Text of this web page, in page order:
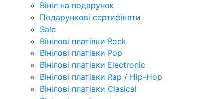
Вініл на подарунок
Подарункові сертифікати
Sale
Вінілові платівки Rock
Вінілові платівки Pop
Вінілові платівки Electronic
Вінілові платівки Rap / Hip-Hop
Вінілові платівки Clasical